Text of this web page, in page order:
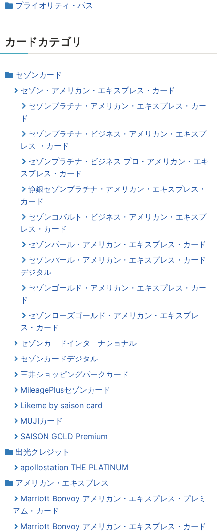
プライオリティ・パス
カードカテゴリ
セゾンカード
セゾン・アメリカン・エキスプレス・カード
セゾンプラチナ・アメリカン・エキスプレス・カー
ド
セゾンプラチナ・ビジネス・アメリカン・エキスプ
レス ・カード
セゾンプラチナ・ビジネス プロ・アメリカン・エキ
スプレス・カード
静銀セゾンプラチナ・アメリカン・エキスプレス・
カード
セゾンコバルト・ビジネス・アメリカン・エキスプ
レス・カード
セゾンパール・アメリカン・エキスプレス・カード
セゾンパール・アメリカン・エキスプレス・カード
デジタル
セゾンゴールド・アメリカン・エキスプレス・カー
ド
セゾンローズゴールド・アメリカン・エキスプレ
ス・カード
セゾンカードインターナショナル
セゾンカードデジタル
三井ショッピングパークカード
MileagePlusセゾンカード
Likeme by saison card
MUJIカード
SAISON GOLD Premium
出光クレジット
apollostation THE PLATINUM
アメリカン・エキスプレス
Marriott Bonvoy アメリカン・エキスプレス・プレミ
アム・カード
Marriott Bonvoy アメリカン・エキスプレス・カード